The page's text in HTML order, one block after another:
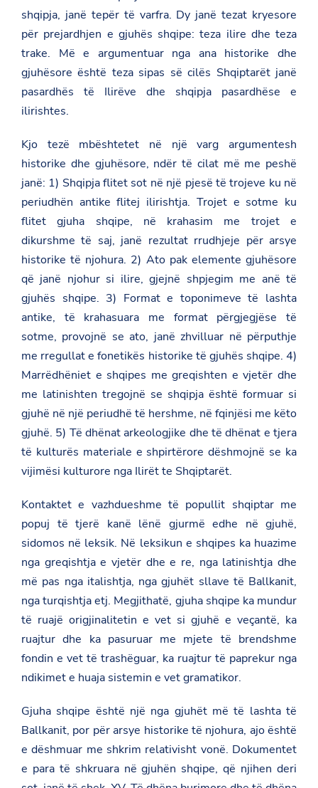
shqipja, janë tepër të varfra. Dy janë tezat kryesore
për prejardhjen e gjuhës shqipe: teza ilire dhe teza
trake. Më e argumentuar nga ana historike dhe
gjuhësore është teza sipas së cilës Shqiptarët janë
pasardhës të Ilirëve dhe shqipja pasardhëse e
ilirishtes.
Kjo tezë mbështetet në një varg argumentesh
historike dhe gjuhësore, ndër të cilat më me peshë
janë: 1) Shqipja flitet sot në një pjesë të trojeve ku në
periudhën antike flitej ilirishtja. Trojet e sotme ku
flitet gjuha shqipe, në krahasim me trojet e
dikurshme të saj, janë rezultat rrudhjeje për arsye
historike të njohura. 2) Ato pak elemente gjuhësore
që janë njohur si ilire, gjejnë shpjegim me anë të
gjuhës shqipe. 3) Format e toponimeve të lashta
antike, të krahasuara me format përgjegjëse të
sotme, provojnë se ato, janë zhvilluar në përputhje
me rregullat e fonetikës historike të gjuhës shqipe. 4)
Marrëdhëniet e shqipes me greqishten e vjetër dhe
me latinishten tregojnë se shqipja është formuar si
gjuhë në një periudhë të hershme, në fqinjësi me këto
gjuhë. 5) Të dhënat arkeologjike dhe të dhënat e tjera
të kulturës materiale e shpirtërore dëshmojnë se ka
vijimësi kulturore nga Ilirët te Shqiptarët.
Kontaktet e vazhdueshme të popullit shqiptar me
popuj të tjerë kanë lënë gjurmë edhe në gjuhë,
sidomos në leksik. Në leksikun e shqipes ka huazime
nga greqishtja e vjetër dhe e re, nga latinishtja dhe
më pas nga italishtja, nga gjuhët sllave të Ballkanit,
nga turqishtja etj. Megjithatë, gjuha shqipe ka mundur
të ruajë origjinalitetin e vet si gjuhë e veçantë, ka
ruajtur dhe ka pasuruar me mjete të brendshme
fondin e vet të trashëguar, ka ruajtur të paprekur nga
ndikimet e huaja sistemin e vet gramatikor.
Gjuha shqipe është një nga gjuhët më të lashta të
Ballkanit, por për arsye historike të njohura, ajo është
e dëshmuar me shkrim relativisht vonë. Dokumentet
e para të shkruara në gjuhën shqipe, që njihen deri